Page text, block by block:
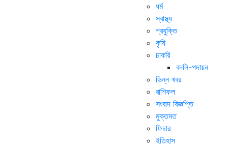
ধর্ম
স্বাস্থ্য
প্রযুক্তি
কৃষি
চাকরি
বদলি-পদায়ন
ভিন্ন খবর
রাশিফল
সংবাদ বিজ্ঞপ্তি
মুক্তমত
ফিচার
ইতিহাস